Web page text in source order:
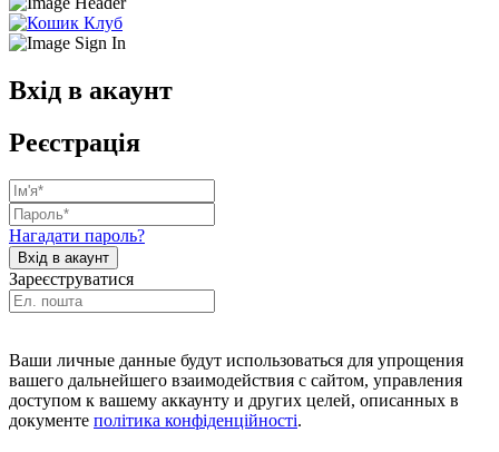
Вхід в акаунт
Реєстрація
Нагадати пароль?
Зареєструватися
Ваши личные данные будут использоваться для упрощения
вашего дальнейшего взаимодействия с сайтом, управления
доступом к вашему аккаунту и других целей, описанных в
документе політика конфіденційності.